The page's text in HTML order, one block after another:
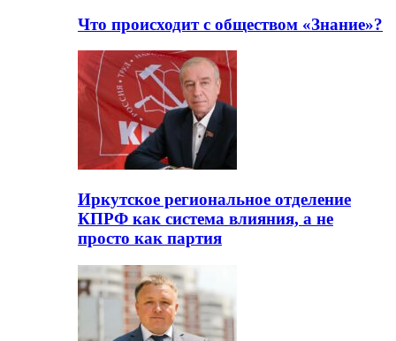
Что происходит с обществом «Знание»?
Иркутское региональное отделение
КПРФ как система влияния, а не
просто как партия